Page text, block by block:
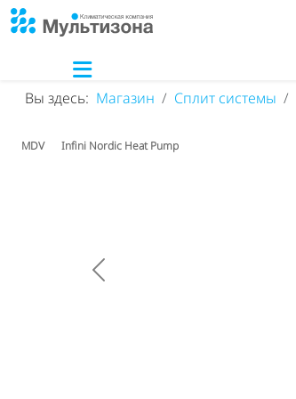
Вы здесь: Магазин Сплит системы
MDV Infini Nordic Heat Pump